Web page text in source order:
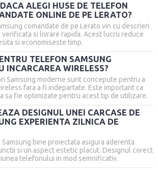
ALEGI HUSE DE TELEFON
ONLINE DE PE LERATO?
comandate de pe Lerato vin cu descrieri
si livrare rapida. Acest lucru reduce
si economiseste timp.
TELEFON SAMSUNG
INCARCAREA WIRELESS?
Samsung moderne sunt concepute pentru a
fara a fi indepartate. Este important ca
sa fie optimizate pentru acest tip de utilizare.
DESIGNUL UNEI CARCASE DE
EXPERIENTA ZILNICA DE
bine proiectata asigura aderenta
si un aspect estetic placut. Designul corect
telefonului in mod semnificativ.